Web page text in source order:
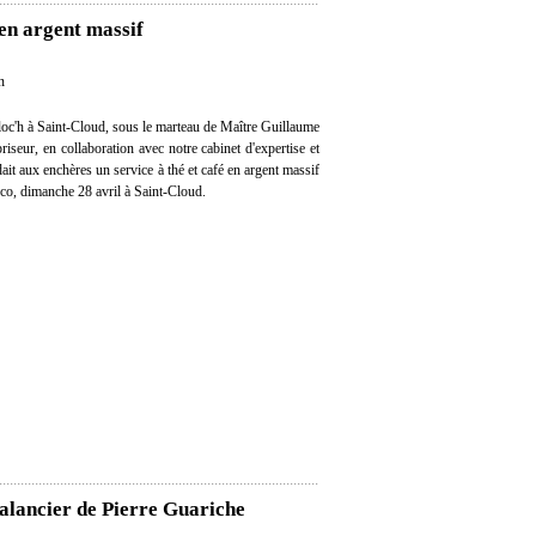
argent massif
à Saint-Cloud, sous le marteau de Maître Guillaume
en collaboration avec notre cabinet d'expertise et
aux enchères un service à thé et café en argent massif
dimanche 28 avril à Saint-Cloud.
de Pierre Guariche